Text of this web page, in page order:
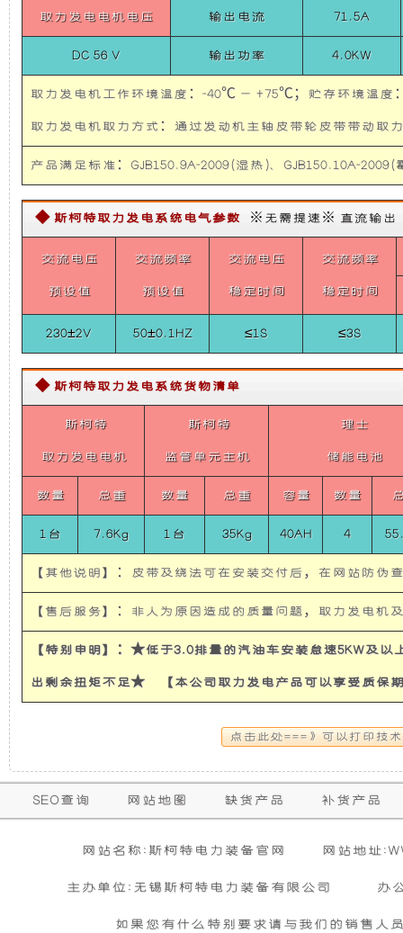
能
更
稳
保
便，
有
超
静
音
发
基
础
上
一
装
置，
使
发
机
隔
音
急
指
挥
车)
取
力
发
电
机
供
电
系
统
(依
维
柯
应
急
指
挥
车) 4KW
Belt
Power
System
For
IVECO
Command
Vehicle
取力发电电机电压 输出电流 71.5A
DC 56 V 输出功率 4.0KW
取力发电机工作环境温度：-40℃ — +75℃；贮存环境温
取力发电机取力方式：通过发动机主轴皮带轮皮带
产品满足标准：GJB150.9A-2009(湿热)、GJB150.10A-
◆ 斯柯特取力发电系统电气参数 ※无需提速※ 直流输出
交流电压
预设值
交流频率
预设值
交流电压
稳定时间
交流频率
稳定时间
230±2V 50±0.1HZ ≤1S ≤3S
◆ 斯柯特取力发电系统货物清单
斯柯特
取力发电电机
斯柯特
监管单元主机
理士
储能电池
数量 总重 数量 总重 容量 数量
1台 7.6Kg 1台 35Kg 40AH 4
【其他说明】：皮带及绕法可在安装交付后，在网站防
【售后服务】：非人为原因造成的质量问题，取力发电机
【特别申明】：★低于3.0排量的汽油车安装怠速5KW及
出剩余扭矩不足★ 【本公司取力发电产品可以享受质保
购买本公司产品达到规定金额可获增三滤
活动时间 : 从2026年01月01日 0点0分 2026年12月
购买公司产品，运费减免优惠方案政策
零担运输（运费到付）
所需时间 : 3-4 天 [ 国内 ]
修
SEO查询 网站地图 缺货产品 补货产品
网站名称:斯柯特电力装备官网 网站地址
主办单位:无锡斯柯特电力装备有限公司 办
如果您有什么特别要求请与我们的销售人